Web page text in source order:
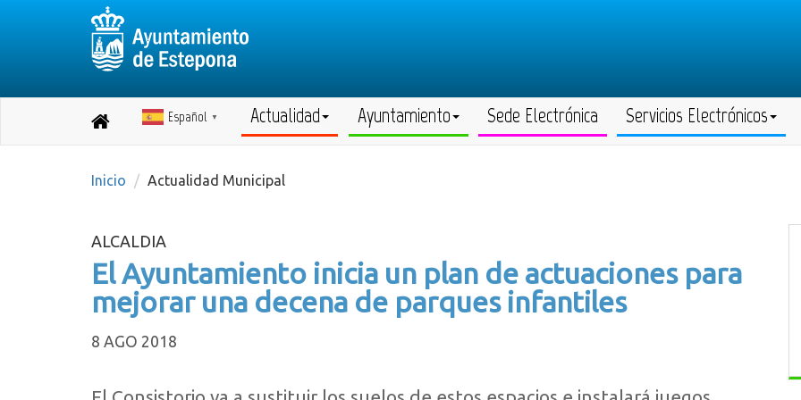
Destino:
inicio
Español ▼ Actualidad Ayuntamiento Sede Electrónica Servicios Electrónicos
Inicio Actualidad Municipal
ALCALDIA
El Ayuntamiento inicia un plan de actuaciones para
mejorar una decena de parques infantiles
8 AGO 2018